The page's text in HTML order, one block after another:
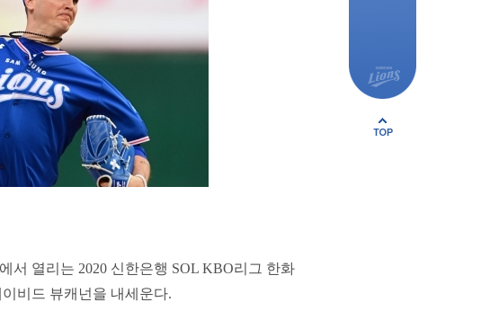
서 열리는 2020 신한은행 SOL KBO리그 한화
비드 뷰캐넌을 내세운다.